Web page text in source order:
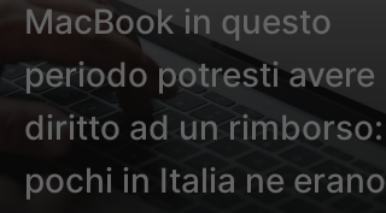
MacBook in questo
periodo potresti avere
diritto ad un rimborso:
pochi in Italia ne erano